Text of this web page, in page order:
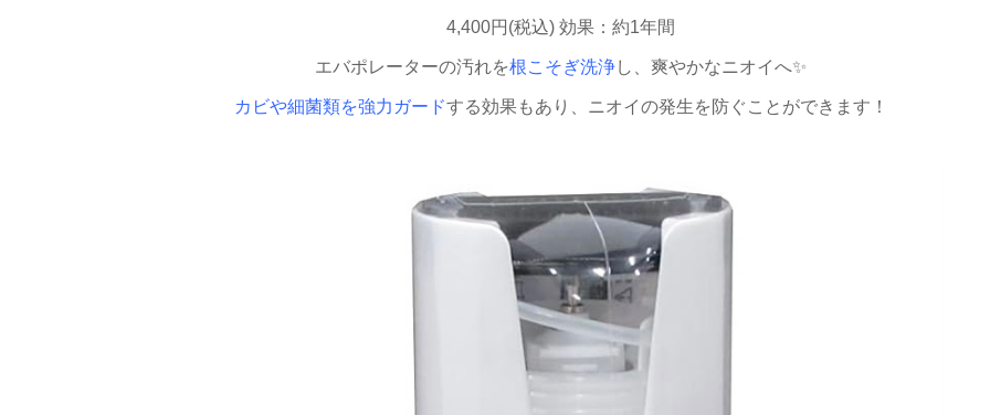
4,400円(税込) 効果：約1年間
エバポレーターの汚れを根こそぎ洗浄し、爽やかなニオイへ✨
カビや細菌類を強力ガードする効果もあり、ニオイの発生を防ぐことができます！